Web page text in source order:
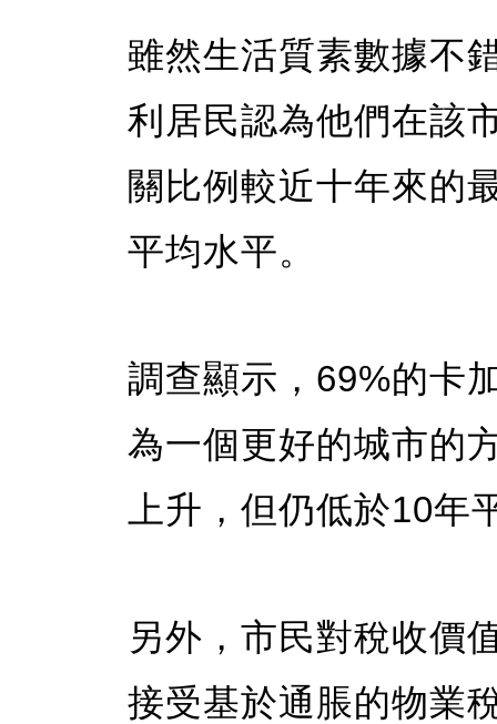
雖然生活質素數據不
利居民認為他們在該
關比例較近十年來的
平均水平。
調查顯示，69%的卡
為一個更好的城市的
上升，但仍低於10年
另外，市民對稅收價
接受基於通脹的物業